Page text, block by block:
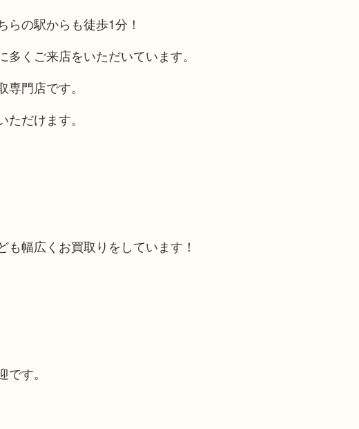
の駅からも徒歩1分！
くご来店をいただいています。
門店です。
だけます。
幅広くお買取りをしています！
す。